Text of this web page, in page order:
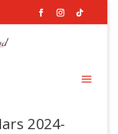
2024-